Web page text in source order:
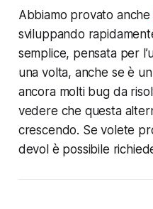
Abbiamo provato anche
sviluppando
semplice, pensata per
una volta, anche se è
ancora molti bug da
vedere che questa
crescendo. Se volete
devol è possibile